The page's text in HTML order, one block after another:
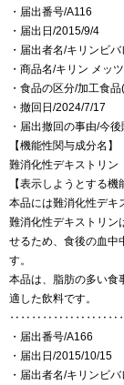
・届出番号/A116
・届出日/2015/9/4
・届出者名/キリンビ
・商品名/キリン メッ
・食品の区分/加工食
・撤回日/2024/7/17
・届出撤回の事由/今
【機能性関与成分名】
難消化性デキストリン
【表示しようとする機
本品には難消化性デキ
難消化性デキストリン
せるため、食後の血中
す。
本品は、脂肪の多い食
適した飲料です。
・届出番号/A166
・届出日/2015/10/15
・届出者名/キリンビ